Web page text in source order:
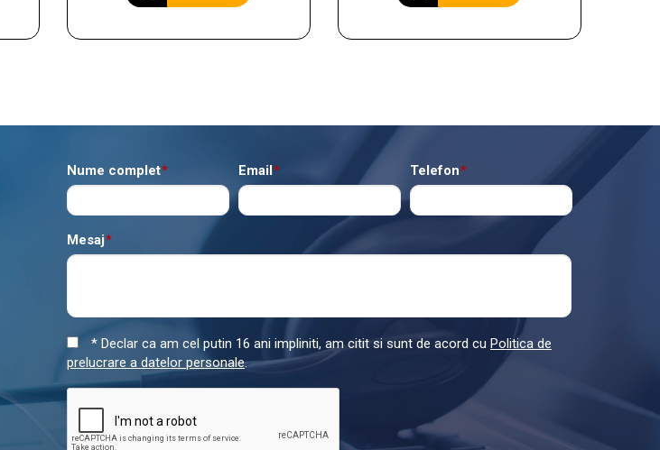
*
Nume complet *
Email *
Telefon
*
Mesaj
* Declar ca am cel putin 16 ani impliniti, am citit si sunt de acord cu Politica de
prelucrare a datelor personale.